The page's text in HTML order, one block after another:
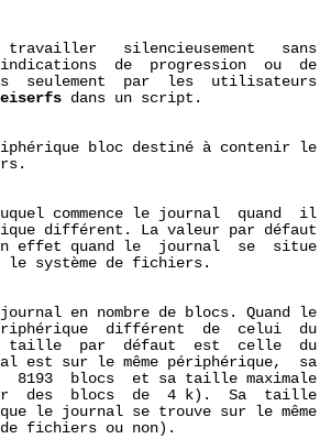
travailler   silencieusement   sans
de  progression  ou  de
seulement  par  les  utilisateurs
dans un script.
bloc destiné à contenir le
commence le journal  quand  il
différent. La valeur par défaut
effet quand le  journal  se  situe
système de fichiers.
en nombre de blocs. Quand le
différent  de  celui  du
par  défaut  est  celle  du
est sur le même périphérique,  sa
8193  blocs  et sa taille maximale
des  blocs  de  4 k).  Sa  taille
le journal se trouve sur le même
fichiers ou non).